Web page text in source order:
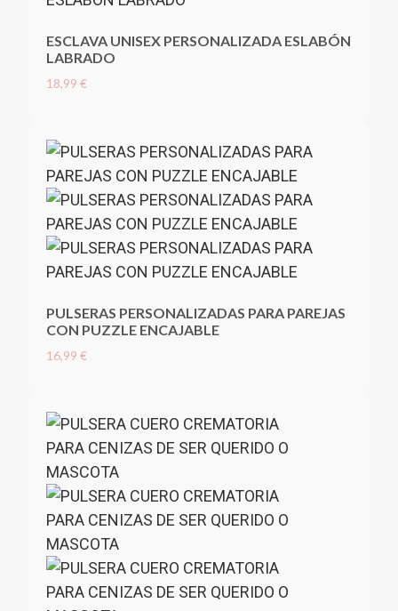
ESCLAVA UNISEX PERSONALIZADA ESLABÓN
LABRADO
18,99 €
PULSERAS PERSONALIZADAS PARA PAREJAS
CON PUZZLE ENCAJABLE
16,99 €